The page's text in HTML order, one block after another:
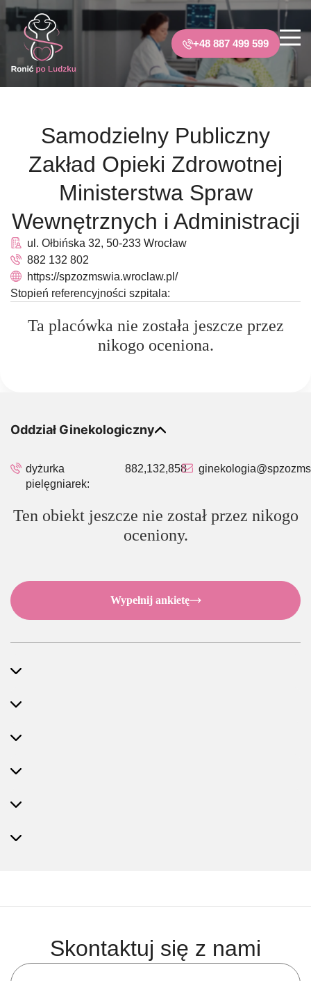
+48 887 499 599
Samodzielny Publiczny
Zakład Opieki Zdrowotnej
Ministerstwa Spraw
Wewnętrznych i Administracji
ul. Ołbińska 32, 50-233 Wrocław
882 132 802
https://spzozmswia.wroclaw.pl/
Stopień referencyjności szpitala:
Ta placówka nie została jeszcze przez
nikogo oceniona.
Oddział Ginekologiczny
dyżurka
pielęgniarek:
882,132,858
Ten obiekt jeszcze nie został przez nikogo
oceniony.
Wypełnij ankietę
Skontaktuj się z nami